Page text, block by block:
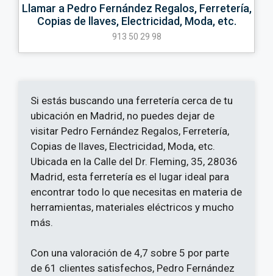
Llamar a Pedro Fernández Regalos, Ferretería,
Copias de llaves, Electricidad, Moda, etc.
913 50 29 98
Si estás buscando una ferretería cerca de tu
ubicación en Madrid, no puedes dejar de
visitar Pedro Fernández Regalos, Ferretería,
Copias de llaves, Electricidad, Moda, etc.
Ubicada en la Calle del Dr. Fleming, 35, 28036
Madrid, esta ferretería es el lugar ideal para
encontrar todo lo que necesitas en materia de
herramientas, materiales eléctricos y mucho
más.
Con una valoración de 4,7 sobre 5 por parte
de 61 clientes satisfechos, Pedro Fernández